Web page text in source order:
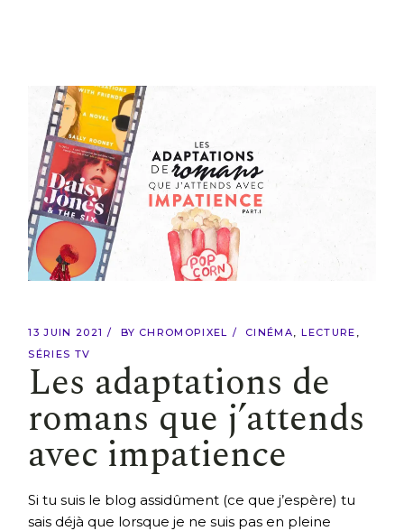
13 JUIN 2021 BY CHROMOPIXEL CINÉMA
LECTURE
SÉRIES TV
Les adaptations de
romans que j’attends
avec impatience
Si tu suis le blog assidûment (ce que j’espère) tu
sais déjà que lorsque je ne suis pas en pleine